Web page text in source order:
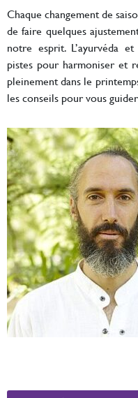
Chaque changement de
de faire quelques
notre esprit. L’ayurvéda
pistes pour harmoniser et
pleinement dans le
les conseils pour vous